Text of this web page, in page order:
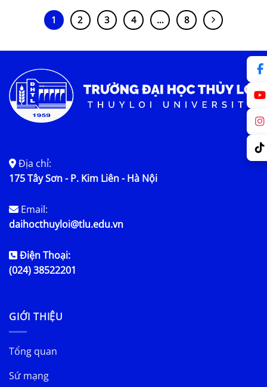
1 2 3 4 … 8
Địa chỉ:
175 Tây Sơn - P. Kim Liên - Hà Nội
Email:
daihocthuyloi@tlu.edu.vn
Điện Thoại:
(024) 38522201
GIỚI THIỆU
Tổng quan
Sứ mạng